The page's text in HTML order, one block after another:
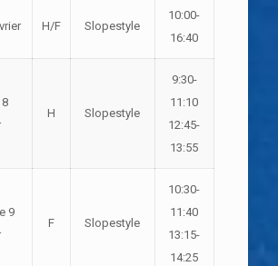
H/F Slopestyle
10:00-
16:40
H Slopestyle
9:30-
11:10
12:45-
13:55
9
F Slopestyle
10:30-
11:40
13:15-
14:25